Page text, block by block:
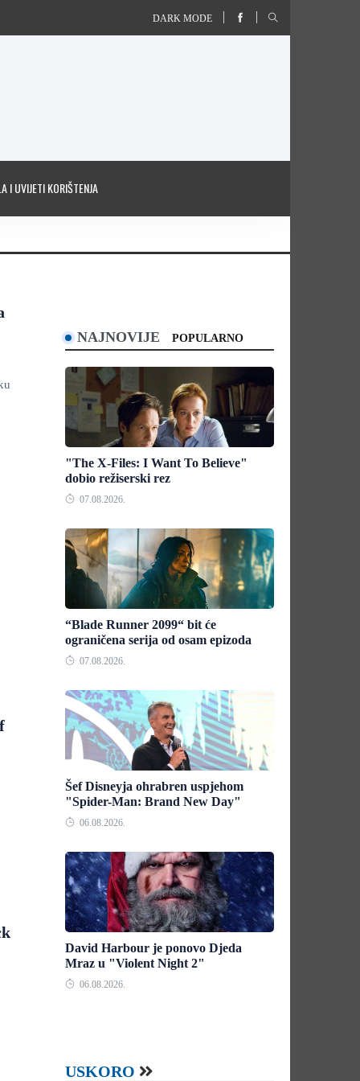
DARK MODE
I UVIJETI KORIŠTENJA
NAJNOVIJE POPULARNO
"The X-Files: I Want To Believe"
dobio režiserski rez
07.08.2026.
“Blade Runner 2099“ bit će
ograničena serija od osam epizoda
07.08.2026.
Šef Disneyja ohrabren uspjehom
"Spider-Man: Brand New Day"
06.08.2026.
David Harbour je ponovo Djeda
Mraz u "Violent Night 2"
06.08.2026.
USKORO